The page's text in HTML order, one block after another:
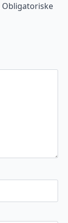
Obligatoriske